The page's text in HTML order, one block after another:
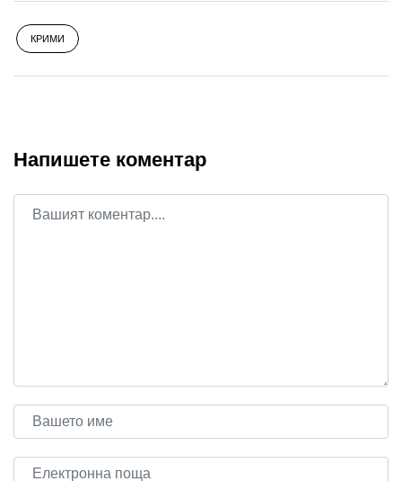
КРИМИ
Напишете коментар